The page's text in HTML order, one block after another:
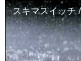
スキマスイッチ